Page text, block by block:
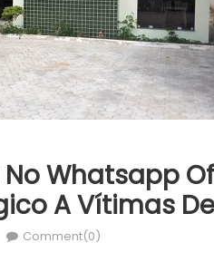
Whatsapp
A Vítimas
Comment(0)